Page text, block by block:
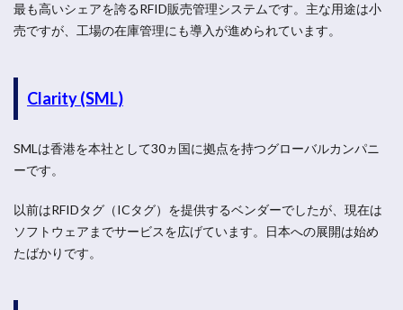
最も高いシェアを誇るRFID販売管理システムです。主な用途は小
売ですが、工場の在庫管理にも導入が進められています。
Clarity (SML)
SMLは香港を本社として30ヵ国に拠点を持つグローバルカンパニ
ーです。
以前はRFIDタグ（ICタグ）を提供するベンダーでしたが、現在は
ソフトウェアまでサービスを広げています。日本への展開は始め
たばかりです。